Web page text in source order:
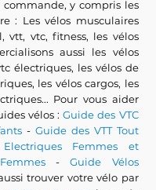
y compris les
: Les vélos musculaires
vtt, vtc, fitness, les vélos
aussi les vélos
électriques, les vélos de
les vélos cargos, les
Pour vous aider
vélos :Guide des VTC
- Guide des VTT Tout
Femmes et
-Guide Vélos
trouver votre vélo par